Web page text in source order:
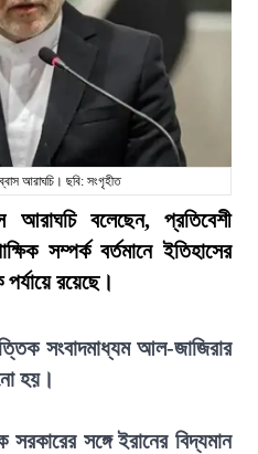
আরাঘচি। ছবি: সংগৃহীত
আরাঘচি বলেছেন, প্রতিবেশী
সম্পর্ক বর্তমানে ইতিহাসের
রয়েছে।
সংবাদমাধ্যম আল-জাজিরার
হয়।
সঙ্গে ইরানের বিদ্যমান